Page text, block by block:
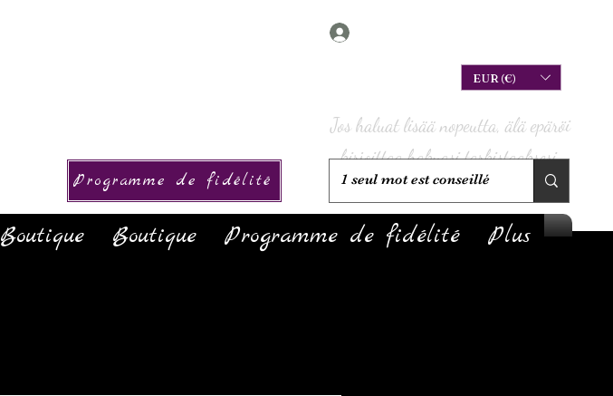
EUR (€)
Programme de fidélité
Boutique Boutique Programme de fidélité Plus
Jos haluat lisää nopeutta, älä epäröi
kirjoittaa hakuasi tarkistaaksesi,
onko sitä varastossa!